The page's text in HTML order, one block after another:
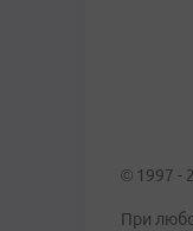
© 1997 -
При